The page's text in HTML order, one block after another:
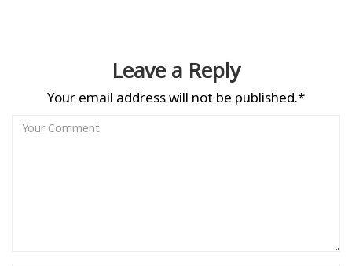
Leave a Reply
Your email address will not be published.*